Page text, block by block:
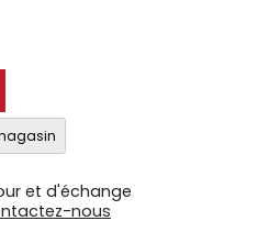
et d'échange
nous